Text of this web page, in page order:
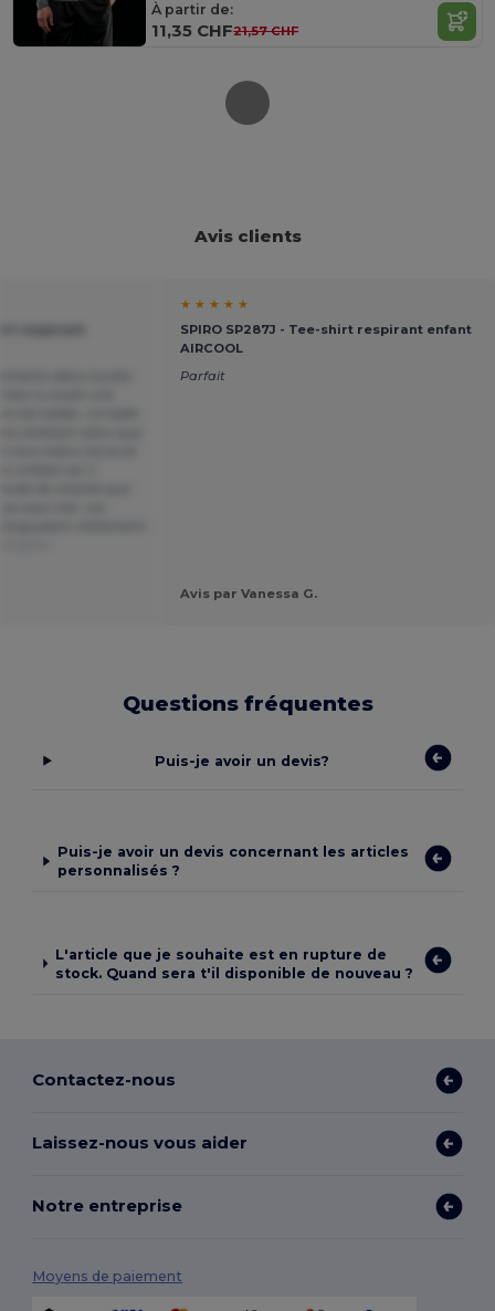
À partir de:
11,35 CHF21,57 CHF
Avis clients
★ ★ ★ ★ ★
SPIRO SP287J - Tee-shirt respirant enfant
AIRCOOL
Parfait
Avis par Vanessa G.
Questions fréquentes
Puis-je avoir un devis?
Puis-je avoir un devis concernant les articles
personnalisés ?
L'article que je souhaite est en rupture de
stock. Quand sera t'il disponible de nouveau ?
Contactez-nous
Laissez-nous vous aider
Notre entreprise
Moyens de paiement